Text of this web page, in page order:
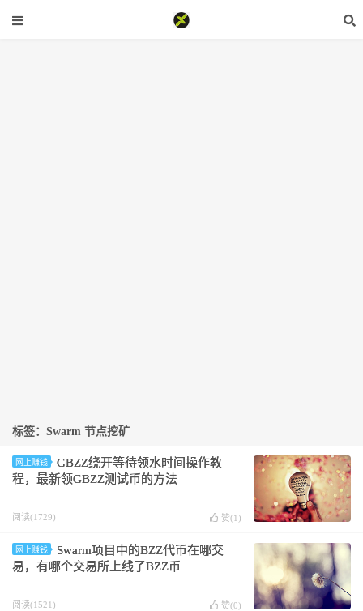
标签：Swarm 节点挖矿
网上赚钱
GBZZ绕开等待领水时间操作教
程，最新领GBZZ测试币的方法
阅读(1729) 赞(1 )
网上赚钱
Swarm项目中的BZZ代币在哪交
易，有哪个交易所上线了BZZ币
阅读(1521) 赞(0)